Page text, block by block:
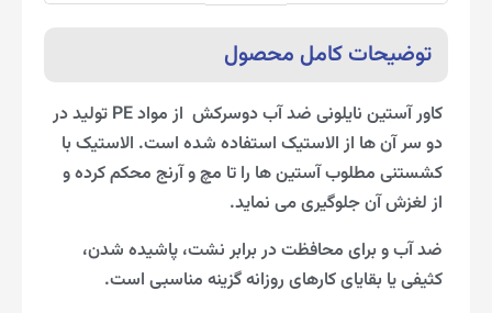
توضیحات کامل محصول
کاور آستین نایلونی ضد آب دوسرکش از مواد PE تولید در
دو سر آن ها از الاستیک استفاده شده است. الاستیک با
کشستنی مطلوب آستین ها را تا مچ و آرنج محکم کرده و
از لغزش آن جلوگیری می نماید.
ضد آب و برای محافظت در برابر نشت، پاشیده شدن،
کثیفی یا بقایای کارهای روزانه گزینه مناسبی است.